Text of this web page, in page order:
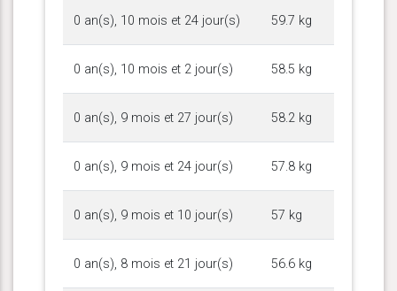
0 an(s), 10 mois et 24 jour(s) 59.7 kg
0 an(s), 10 mois et 2 jour(s) 58.5 kg
0 an(s), 9 mois et 27 jour(s) 58.2 kg
0 an(s), 9 mois et 24 jour(s) 57.8 kg
0 an(s), 9 mois et 10 jour(s) 57 kg
0 an(s), 8 mois et 21 jour(s) 56.6 kg